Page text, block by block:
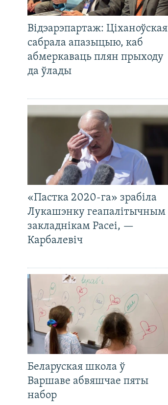
Відэарэпартаж: Ціханоўская
сабрала апазыцыю, каб
абмеркаваць плян прыходу
да ўлады
«Пастка 2020-га» зрабіла
Лукашэнку геапалітычным
закладнікам Расеі, —
Карбалевіч
Беларуская школа ў
Варшаве абвяшчае пяты
набор